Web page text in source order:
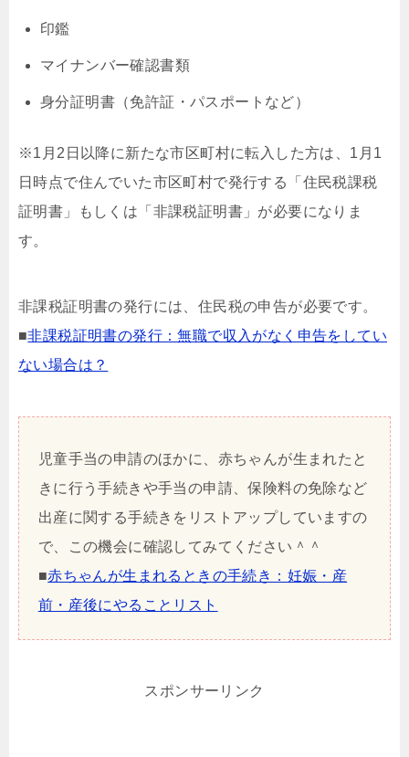
印鑑
マイナンバー確認書類
身分証明書（免許証・パスポートなど）
※1月2日以降に新たな市区町村に転入した方は、1月1
日時点で住んでいた市区町村で発行する「住民税課税
証明書」もしくは「非課税証明書」が必要になりま
す。
非課税証明書の発行には、住民税の申告が必要です。
■非課税証明書の発行：無職で収入がなく申告をしてい
ない場合は？
児童手当の申請のほかに、赤ちゃんが生まれたと
きに行う手続きや手当の申請、保険料の免除など
出産に関する手続きをリストアップしていますの
で、この機会に確認してみてください＾＾
■赤ちゃんが生まれるときの手続き：妊娠・産
前・産後にやることリスト
スポンサーリンク